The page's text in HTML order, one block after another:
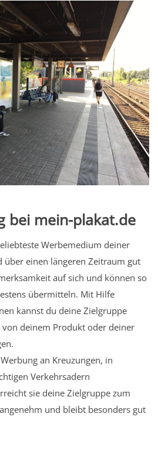
bei mein-plakat.de
Werbemedium deiner
über einen längeren Zeitraum gut
auf sich und können so
übermitteln. Mit Hilfe
kannst du deine Zielgruppe
deinem Produkt oder deiner
an Kreuzungen, in
Verkehrsadern
sie deine Zielgruppe zum
und bleibt besonders gut